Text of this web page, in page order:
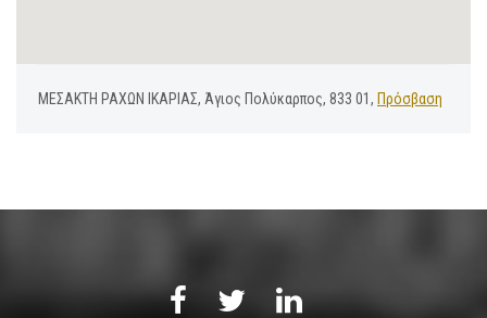
ΜΕΣΑΚΤΗ ΡΑΧΩΝ ΙΚΑΡΙΑΣ, Άγιος Πολύκαρπος, 833 01, Πρόσβαση